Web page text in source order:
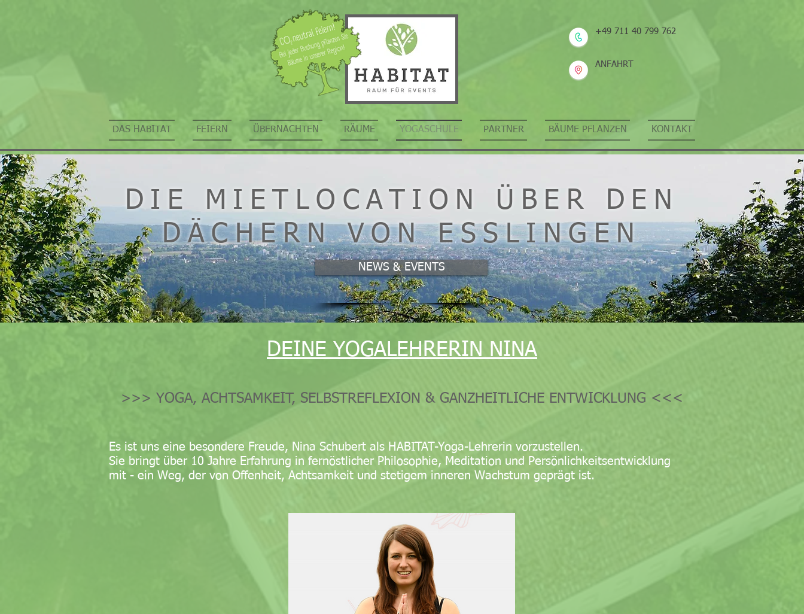
+49 711 40 799 762
ANFAHRT
DAS HABITAT FEIERN ÜBERNACHTEN RÄUME YOGASCHULE PARTNER BÄUME PFLANZEN KONTAKT
DEINE YOGALEHRERIN NINA
>>> YOGA, ACHTSAMKEIT, SELBSTREFLEXION & GANZHEITLICHE ENTWICKLUNG <<<
Es ist uns eine besondere Freude, Nina Schubert als HABITAT-Yoga-Lehrerin vorzustellen.
Sie bringt über 10 Jahre Erfahrung in fernöstlicher Philosophie, Meditation und Persönlichkeitsentwicklung
mit - ein Weg, der von Offenheit, Achtsamkeit und stetigem inneren Wachstum geprägt ist.
DIE MIETLOCATION ÜBER DEN
DÄCHERN VON ESSLINGEN
NEWS & EVENTS